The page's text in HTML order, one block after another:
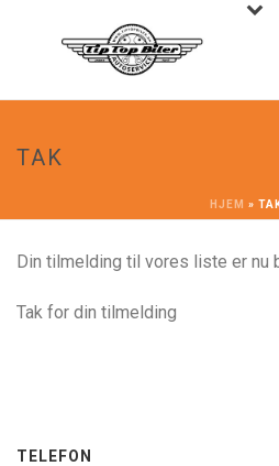
TAK
HJEM »
Din tilmelding til vores liste er
Tak for din tilmelding
TELEFON